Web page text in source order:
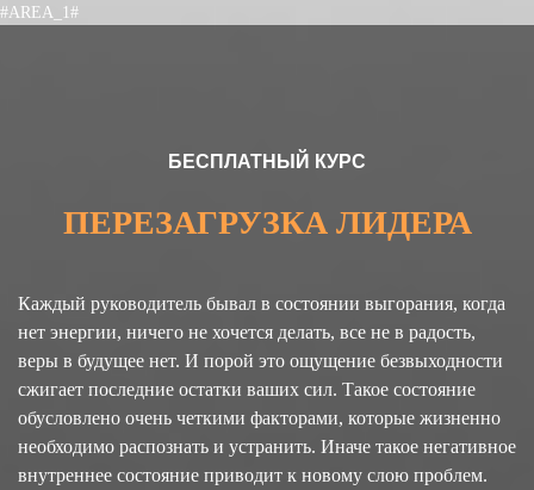
#AREA_1#
БЕСПЛАТНЫЙ КУРС
ПЕРЕЗАГРУЗКА ЛИДЕРА
Каждый руководитель бывал в состоянии выгорания, когда
нет энергии, ничего не хочется делать, все не в радость,
веры в будущее нет. И порой это ощущение безвыходности
сжигает последние остатки ваших сил. Такое состояние
обусловлено очень четкими факторами, которые жизненно
необходимо распознать и устранить. Иначе такое негативное
внутреннее состояние приводит к новому слою проблем.